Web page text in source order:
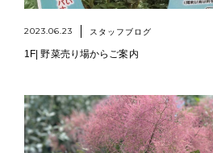
2023.06.23 スタッフブログ
1F| 野菜売り場からご案内